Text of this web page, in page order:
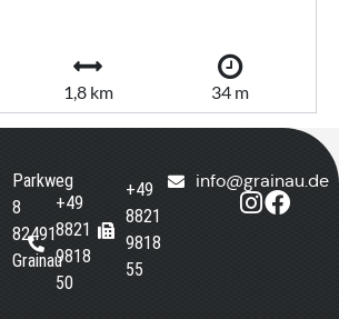
Parkweg
8
82491
Grainau
+49
8821
9818
50
+49
8821
9818
55
info@grainau.de